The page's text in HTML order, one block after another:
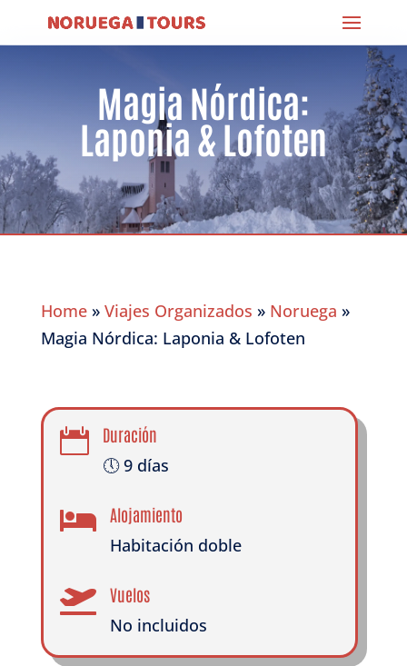
Magia Nórdica:
Laponia & Lofoten
Home» Viajes Organizados » Noruega »
Magia Nórdica: Laponia & Lofoten

Duración
🕔 9 días

Alojamiento
Habitación doble

Vuelos
No incluidos